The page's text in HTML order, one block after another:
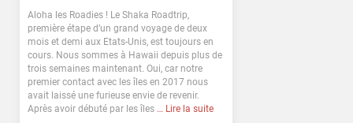
Aloha les Roadies ! Le Shaka Roadtrip,
première étape d’un grand voyage de deux
mois et demi aux Etats-Unis, est toujours en
cours. Nous sommes à Hawaii depuis plus de
trois semaines maintenant. Oui, car notre
premier contact avec les îles en 2017 nous
avait laissé une furieuse envie de revenir.
Après avoir débuté par les îles … Lire la suite